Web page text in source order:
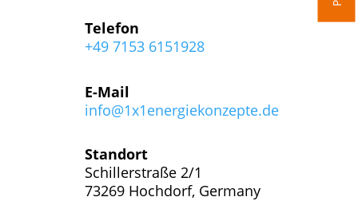
Telefon
+49 7153 6151928
E-Mail
info@1x1energiekonzepte.de
Standort
Schillerstraße 2/1
73269 Hochdorf, Germany